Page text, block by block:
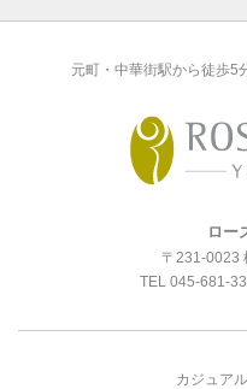
元町・中華街駅から徒歩5
ロー
〒231-0023
TEL 045-681-
カジュア